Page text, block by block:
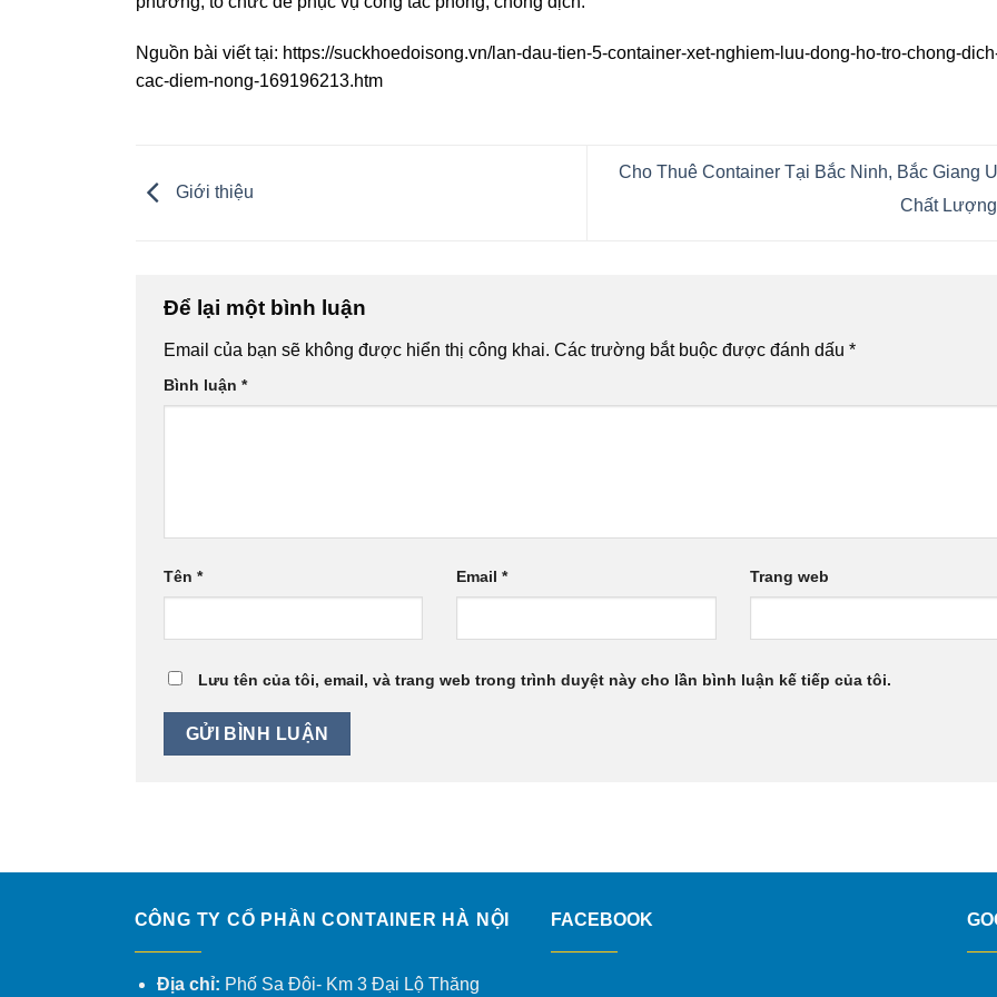
Nguồn bài viết tại: https://suckhoedoisong.vn/lan-dau-tien-5-container-xet-nghiem-luu-dong-ho-tro-chong-
cac-diem-nong-169196213.htm
Giới thiệu
Cho Thuê Container Tại Bắc Ninh, Bắc Giang
Chất Lượng
Để lại một bình luận
Email của bạn sẽ không được hiển thị công khai. Các trường bắt buộc được đánh dấu *
Bình luận *
Tên * Email* Trang web
Lưu tên của tôi, email, và trang web trong trình duyệt này cho lần bình luận kế tiếp của tôi.
CÔNG TY CỔ PHẦN CONTAINER HÀ NỘI
Địa chỉ: Phố Sa Đôi- Km 3 Đại Lộ Thăng
FACEBOOK